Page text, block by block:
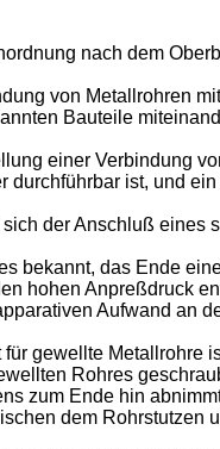
nach dem
von Metallrohren
Bauteile
einer Verbindung
durchführbar ist, und
der Anschluß
bekannt, das Ende
hohen Anpreßdruck
Aufwand an
gewellte Metallrohre
Rohres
zum Ende hin
dem Rohrstutzen